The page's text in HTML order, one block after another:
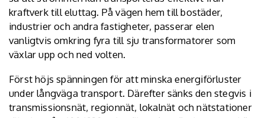
kraftverk till eluttag. På vägen hem till bostäder,
industrier och andra fastigheter, passerar elen
vanligtvis omkring fyra till sju transformatorer som
växlar upp och ned volten.
Först höjs spänningen för att minska energiförluster
under långväga transport. Därefter sänks den stegvis i
transmissionsnät, regionnät, lokalnät och nätstationer